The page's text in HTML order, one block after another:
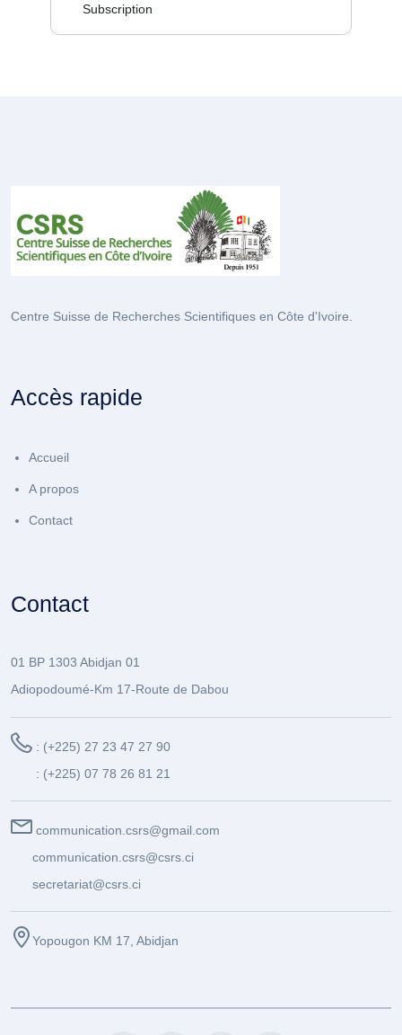
Subscription
Centre Suisse de Recherches Scientifiques en Côte d'Ivoire.
Accès rapide
Accueil
A propos
Contact
Contact
01 BP 1303 Abidjan 01
Adiopodoumé-Km 17-Route de Dabou
: (+225) 27 23 47 27 90
: (+225) 07 78 26 81 21
communication.csrs@gmail.com
communication.csrs@csrs.ci
secretariat@csrs.ci
Yopougon KM 17, Abidjan